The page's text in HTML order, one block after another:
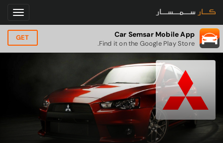
Car Semsar Mobile App
Find it on the Google Play Store.
GET